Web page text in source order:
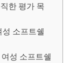
한 평가 목
소프트쉘
성 소프트쉘